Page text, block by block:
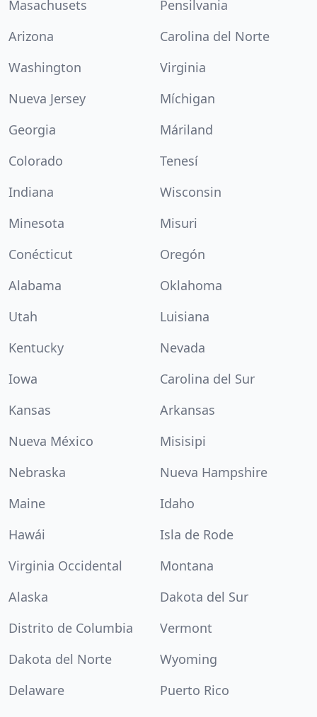
Masachusets
Pensilvania
Arizona
Carolina del Norte
Washington
Virginia
Nueva Jersey
Míchigan
Georgia
Máriland
Colorado
Tenesí
Indiana
Wisconsin
Minesota
Misuri
Conécticut
Oregón
Alabama
Oklahoma
Utah
Luisiana
Kentucky
Nevada
Iowa
Carolina del Sur
Kansas
Arkansas
Nueva México
Misisipi
Nebraska
Nueva Hampshire
Maine
Idaho
Hawái
Isla de Rode
Virginia Occidental
Montana
Alaska
Dakota del Sur
Distrito de Columbia
Vermont
Dakota del Norte
Wyoming
Delaware
Puerto Rico